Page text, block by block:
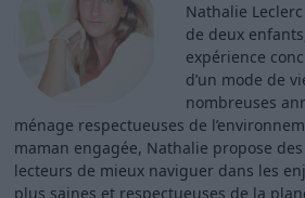
Nathalie
de deux
expérience
d’un mode de
nombreuses
ménage respectueuses de
maman engagée, Nathalie propose
lecteurs de mieux naviguer dans les
plus saines et respectueuses de la